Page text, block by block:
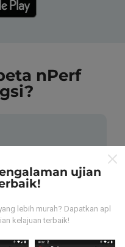
nPerf
data ni?
yang telah dilakukan
Ujian ini dijalankan
juga.Lagi banyak
ujian
lebih murah? Dapatkan apl
kelajuan terbaik!